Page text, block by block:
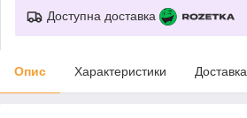
Доступна доставка
Опис Характеристики Доставка